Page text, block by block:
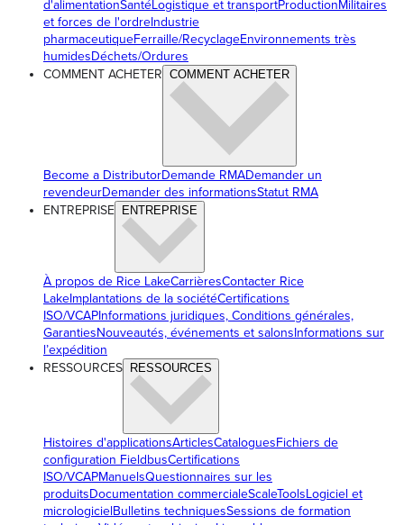
d'alimentationSantéLogistique et transportProductionMilitaires
et forces de l'ordreIndustrie
pharmaceutiqueFerraille/RecyclageEnvironnements très
humidesDéchets/Ordures
COMMENT ACHETER COMMENT ACHETER
Become a DistributorDemande RMADemander un
revendeurDemander des informationsStatut RMA
ENTREPRISE ENTREPRISE
À propos de Rice LakeCarrièresContacter Rice
LakeImplantations de la sociétéCertifications
ISO/VCAPInformations juridiques, Conditions générales,
GarantiesNouveautés, événements et salonsInformations sur
l’expédition
RESSOURCES RESSOURCES
Histoires d'applicationsArticlesCataloguesFichiers de
configuration FieldbusCertifications
ISO/VCAPManuelsQuestionnaires sur les
produitsDocumentation commercialeScaleToolsLogiciel et
micrologicielBulletins techniquesSessions de formation